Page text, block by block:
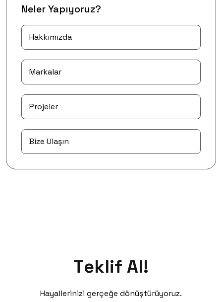
Neler Yapıyoruz?
Hakkımızda
Markalar
Projeler
Bize Ulaşın
Teklif Al!
TeklifAl!
Hayallerinizi gerçeğe dönüştürüyoruz.